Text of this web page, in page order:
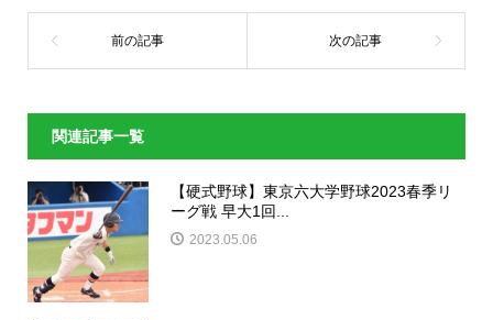
関連記事一覧
【硬式野球】東京六大学野球2023春季リ
ーグ戦 早大1回...
2023.05.06